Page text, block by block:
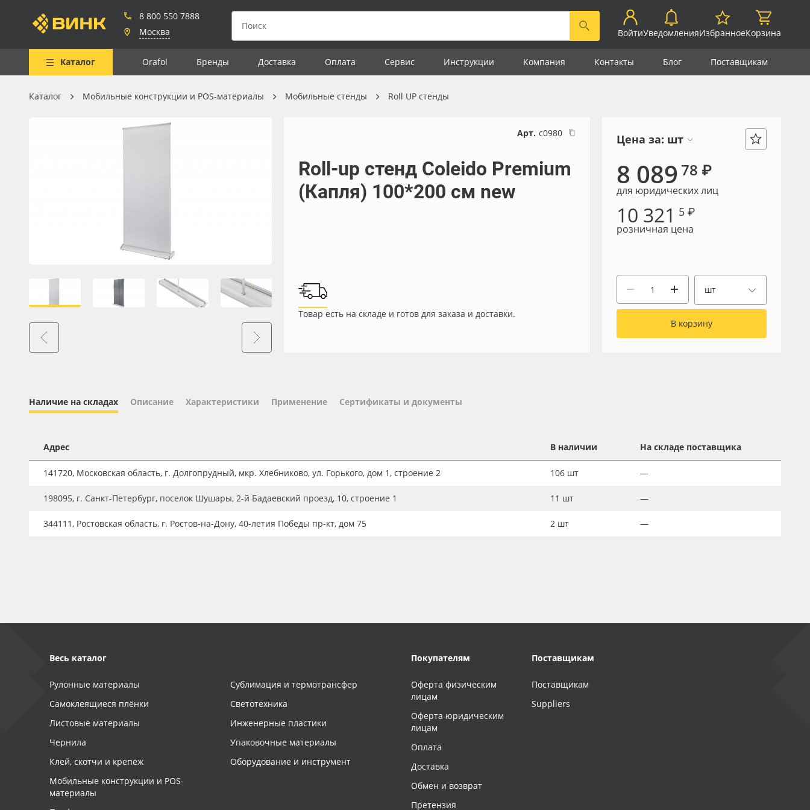
8 800 550 7888
Москва
ВойтиУведомленияИзбранноеКорзина
Каталог Orafol Бренды Доставка Оплата Сервис Инструкции Компания Контакты Блог Поставщикам
Весь каталог
Рулонные материалы
Сублимация и термотрансфер
Новинки ассортимента
Orajet 3640
Плёнка монтажная Oratape
Каталог Мобильные конструкции и POS-материалы Мобильные стенды Roll UP стенды
Арт. с0980
Roll-up стенд Coleido Premium
(Капля) 100*200 см new
Товар есть на складе и готов для заказа и доставки.
Цена за: шт
8 089 78 ₽
для юридических лиц
10 321 5 ₽
розничная цена
шт
В корзину
Наличие на складах Описание Характеристики Применение Сертификаты и документы
Адрес В наличии На складе поставщика
141720, Московская область, г. Долгопрудный, мкр. Хлебниково, ул. Горького, дом 1, строение 2 106 шт —
198095, г. Санкт-Петербург, поселок Шушары, 2-й Бадаевский проезд, 10, строение 1 11 шт —
344111, Ростовская область, г. Ростов-на-Дону, 40-летия Победы пр-кт, дом 75 2 шт —
Весь каталог
Рулонные материалы
Самоклеящиеся плёнки
Листовые материалы
Чернила
Клей, скотчи и крепёж
Мобильные конструкции и POS-
материалы
Сублимация и термотрансфер
Светотехника
Инженерные пластики
Упаковочные материалы
Оборудование и инструмент
Покупателям
Оферта физическим
лицам
Оферта юридическим
лицам
Оплата
Доставка
Обмен и возврат
Претензия
Поставщикам
Поставщикам
Suppliers